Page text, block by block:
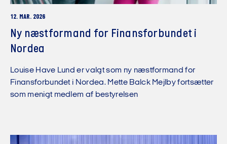
12. MAR. 2026
Ny næstformand for Finansforbundet i
Nordea
Louise Have Lund er valgt som ny næstformand for
Finansforbundet i Nordea. Mette Balck Mejlby fortsætter
som menigt medlem af bestyrelsen